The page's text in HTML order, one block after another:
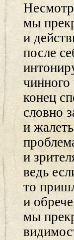
мы
и
после
чинного
конец
словно
и
и
ведь
то
и
мы